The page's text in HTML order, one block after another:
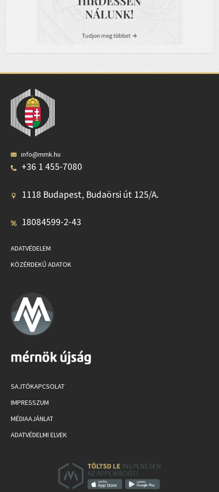
info@mmk.hu
+36 1 455-7080
1118 Budapest, Budaörsi út 125/A.
18084599-2-43
ADATVÉDELEM
KÖZÉRDEKŰ ADATOK
SAJTÓKAPCSOLAT
IMPRESSZUM
MÉDIAAJÁNLAT
ADATVÉDELMI ELVEK